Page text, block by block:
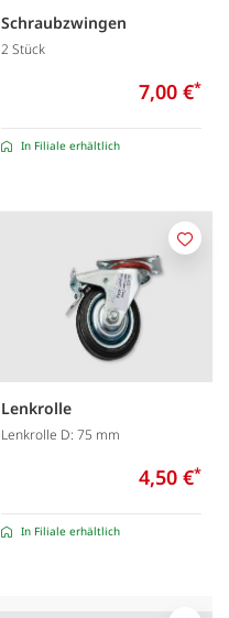
Schraubzwingen
2 Stück
7,00 €*
In Filiale erhältlich
Lenkrolle
Lenkrolle D: 75 mm
4,50 €*
In Filiale erhältlich